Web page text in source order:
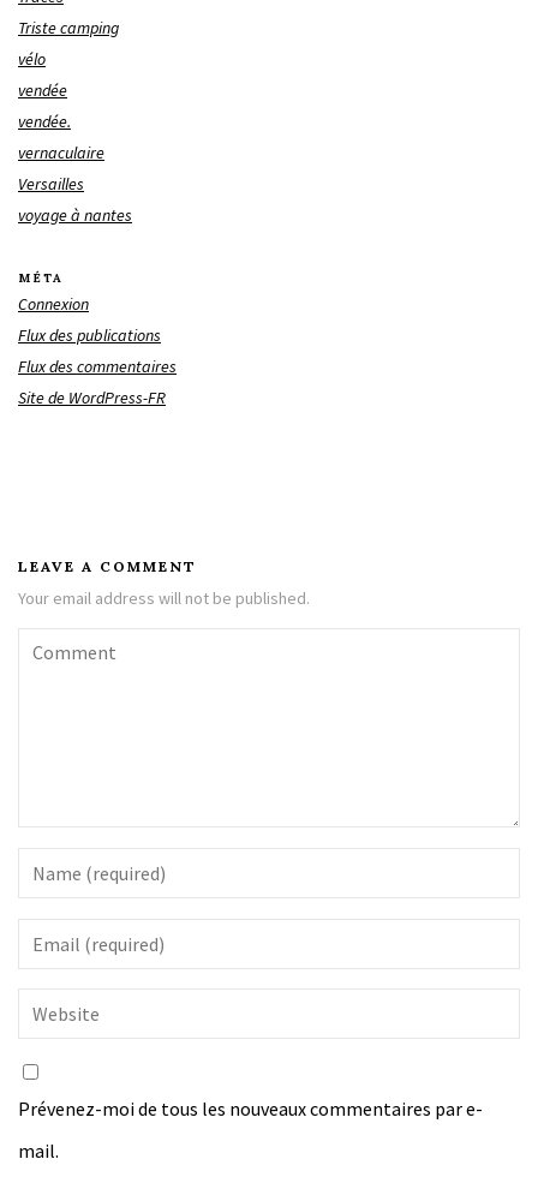
Triste camping
vélo
vendée
vendée.
vernaculaire
Versailles
voyage à nantes
MÉTA
Connexion
Flux des publications
Flux des commentaires
Site de WordPress-FR
LEAVE A COMMENT
Your email address will not be published.
Prévenez-moi de tous les nouveaux commentaires par e-
mail.